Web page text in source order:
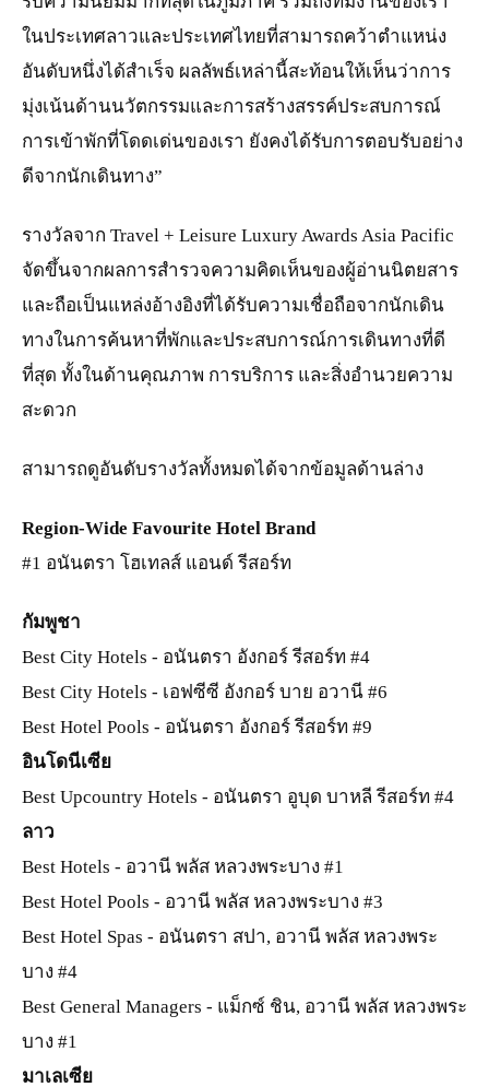
ในประเทศลาวและประเทศไทยที่สามารถคว้าตำแหน่ง
อันดับหนึ่งได้สำเร็จ ผลลัพธ์เหล่านี้สะท้อนให้เห็นว่าการ
มุ่งเน้นด้านนวัตกรรมและการสร้างสรรค์ประสบการณ์
การเข้าพักที่โดดเด่นของเรา ยังคงได้รับการตอบรับอย่าง
ดีจากนักเดินทาง”
รางวัลจาก Travel + Leisure Luxury Awards Asia Pacific
จัดขึ้นจากผลการสำรวจความคิดเห็นของผู้อ่านนิตยสาร
และถือเป็นแหล่งอ้างอิงที่ได้รับความเชื่อถือจากนักเดิน
ทางในการค้นหาที่พักและประสบการณ์การเดินทางที่ดี
ที่สุด ทั้งในด้านคุณภาพ การบริการ และสิ่งอำนวยความ
สะดวก
สามารถดูอันดับรางวัลทั้งหมดได้จากข้อมูลด้านล่าง
Region-Wide Favourite Hotel Brand
#1 อนันตรา โฮเทลส์ แอนด์ รีสอร์ท
กัมพูชา
Best City Hotels - อนันตรา อังกอร์ รีสอร์ท #4
Best City Hotels - เอฟซีซี อังกอร์ บาย อวานี #6
Best Hotel Pools - อนันตรา อังกอร์ รีสอร์ท #9
อินโดนีเซีย
Best Upcountry Hotels - อนันตรา อูบุด บาหลี รีสอร์ท #4
ลาว
Best Hotels - อวานี พลัส หลวงพระบาง #1
Best Hotel Pools - อวานี พลัส หลวงพระบาง #3
Best Hotel Spas - อนันตรา สปา, อวานี พลัส หลวงพระ
บาง #4
Best General Managers - แม็กซ์ ชิน, อวานี พลัส หลวงพระ
บาง #1
มาเลเซีย